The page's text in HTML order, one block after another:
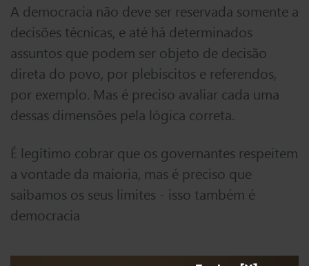
A democracia não deve ser reservada somente a
decisões técnicas, e até há determinados
assuntos que podem ser objeto de decisão
direta do povo, por plebiscitos e referendos,
por exemplo. Mas é preciso avaliar cada uma
dessas dimensões pela lógica correta.
É legítimo cobrar que os governantes respeitem
a vontade da maioria, mas é preciso que
saibamos os seus limites - isso também é
democracia